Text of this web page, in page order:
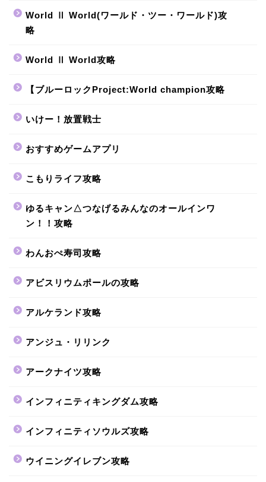
World Ⅱ World(ワールド・ツー・ワールド)攻
略
World Ⅱ World攻略
【ブルーロックProject:World champion攻略
いけー！放置戦士
おすすめゲームアプリ
こもりライフ攻略
ゆるキャン△つなげるみんなのオールインワ
ン！！攻略
わんおぺ寿司攻略
アビスリウムポールの攻略
アルケランド攻略
アンジュ・リリンク
アークナイツ攻略
インフィニティキングダム攻略
インフィニティソウルズ攻略
ウイニングイレブン攻略